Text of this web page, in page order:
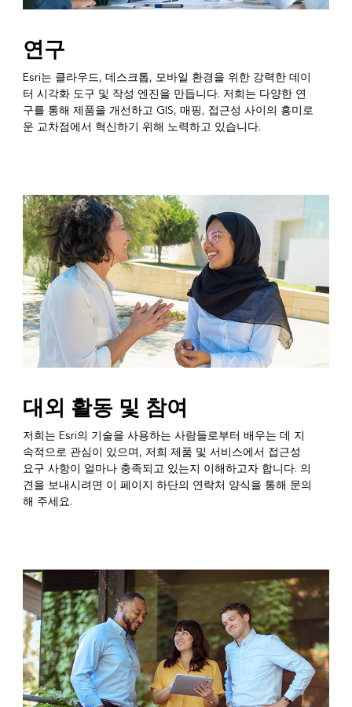
연구
Esri는 클라우드, 데스크톱, 모바일 환경을 위한 강력한 데이
터 시각화 도구 및 작성 엔진을 만듭니다. 저희는 다양한 연
구를 통해 제품을 개선하고 GIS, 매핑, 접근성 사이의 흥미로
운 교차점에서 혁신하기 위해 노력하고 있습니다.
대외 활동 및 참여
저희는 Esri의 기술을 사용하는 사람들로부터 배우는 데 지
속적으로 관심이 있으며, 저희 제품 및 서비스에서 접근성
요구 사항이 얼마나 충족되고 있는지 이해하고자 합니다. 의
견을 보내시려면 이 페이지 하단의 연락처 양식을 통해 문의
해 주세요.